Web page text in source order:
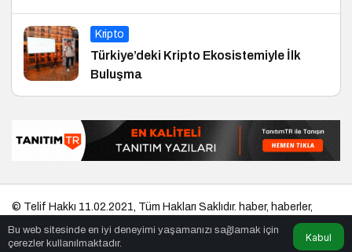
Kripto
Türkiye’deki Kripto Ekosistemiyle İlk
Buluşma
Bu web sitesinde en iyi deneyimi yaşamanızı sağlamak için
çerezler kullanılmaktadır.
Kabul
© Telif Hakkı 11.02.2021, Tüm Hakları Saklıdır. haber, haberler,
eshaber,
kadın, habertr